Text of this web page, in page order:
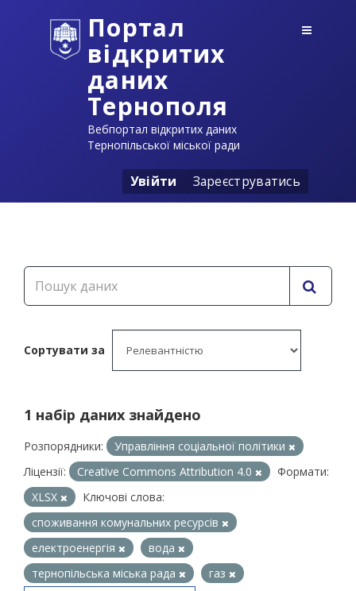
Портал
відкритих
даних
Тернополя
Вебпортал відкритих даних
Тернопільської міської ради
Увійти Зареєструватись
Сортувати за
1 набір даних знайдено
Розпорядники:
Управління соціальної політики
Ліцензії:
Creative Commons Attribution 4.0
Формати:
XLSX
Ключові слова:
споживання комунальних ресурсів
електроенергія
вода
тернопільська міська рада
газ